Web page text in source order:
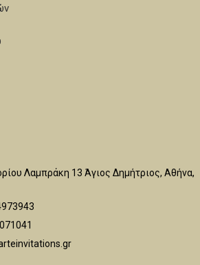
Λαμπράκη 13 Άγιος Δημήτριος, Αθήνα,